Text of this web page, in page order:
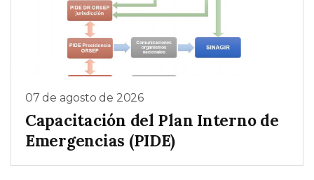
07 de agosto de 2026
Capacitación del Plan Interno de
Emergencias (PIDE)